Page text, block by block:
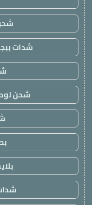
شدات
شحن